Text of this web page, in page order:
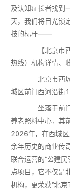
及认知症长者找到
天，我们将目光锁
技的标杆——
【北京市西
热线）机构详情、
北京市西城
城区前门西河沿街
坐落于前门
养老照料中心，其
2026年，在西城
余年历史的商业传
联合运营的“公建
点项目，它不仅是
机构，更荣获“北京